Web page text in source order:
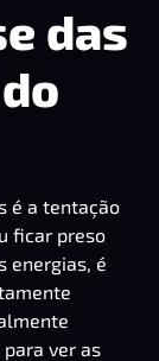
das
é a tentação
ficar preso
energias, é
ver as